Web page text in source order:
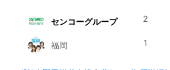
センコーグループ
福岡
2
1